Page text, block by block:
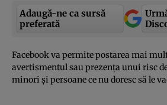
Adaugă-ne ca sursă
preferată
Facebook va permite postarea mai
avertismentul sau prezenţa unui risc
minori şi persoane ce nu doresc să le